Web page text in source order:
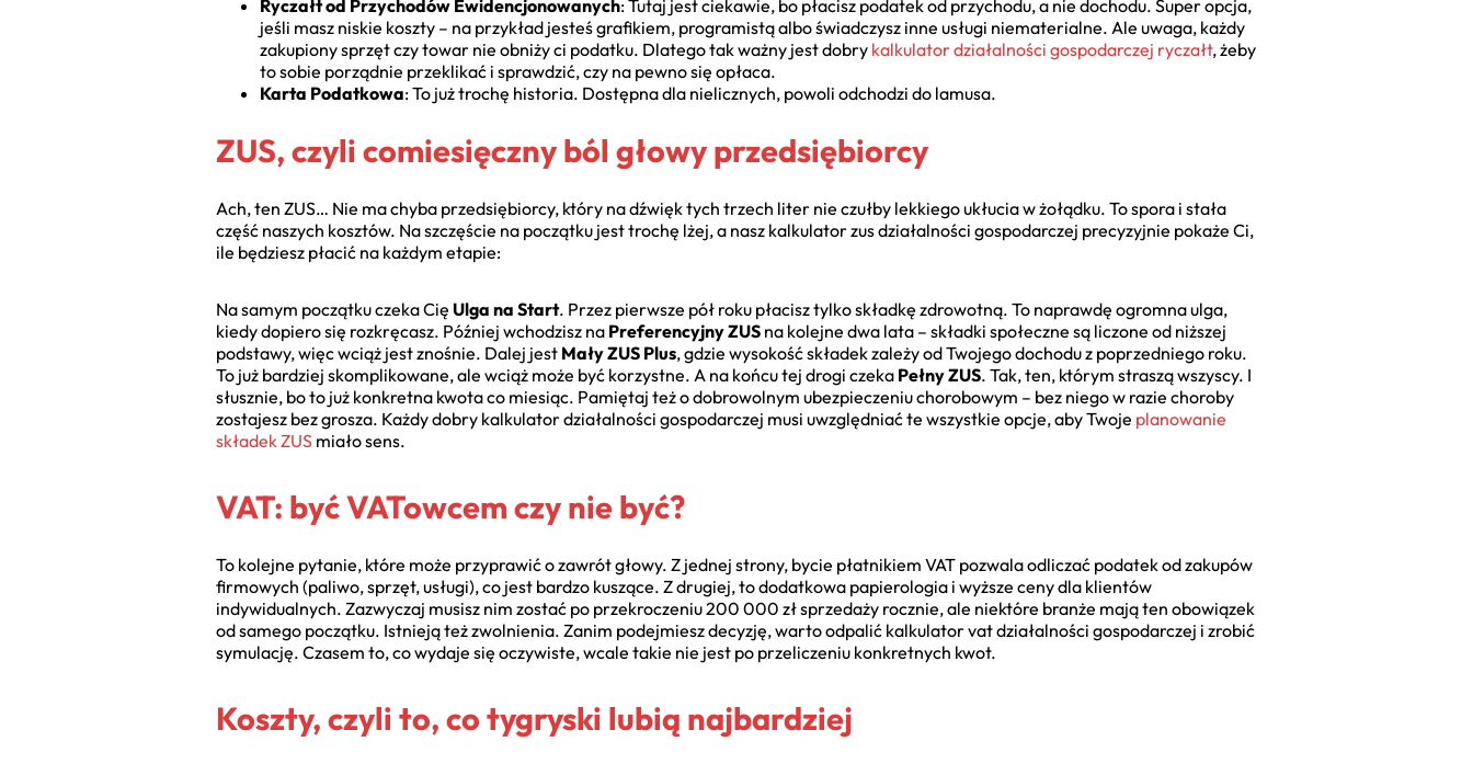
Ryczałt od Przychodów Ewidencjonowanych: Tutaj jest ciekawie, bo płacisz podatek od przychodu, a nie dochodu. Super opcja,
jeśli masz niskie koszty – na przykład jesteś grafikiem, programistą albo świadczysz inne usługi niematerialne. Ale uwaga, każdy
zakupiony sprzęt czy towar nie obniży ci podatku. Dlatego tak ważny jest dobry kalkulator działalności gospodarczej ryczałt, żeby
to sobie porządnie przeklikać i sprawdzić, czy na pewno się opłaca.
Karta Podatkowa: To już trochę historia. Dostępna dla nielicznych, powoli odchodzi do lamusa.
ZUS, czyli comiesięczny ból głowy przedsiębiorcy
Ach, ten ZUS… Nie ma chyba przedsiębiorcy, który na dźwięk tych trzech liter nie czułby lekkiego ukłucia w żołądku. To spora i stała
część naszych kosztów. Na szczęście na początku jest trochę lżej, a nasz kalkulator zus działalności gospodarczej precyzyjnie pokaże Ci,
ile będziesz płacić na każdym etapie:
Na samym początku czeka Cię Ulga na Start. Przez pierwsze pół roku płacisz tylko składkę zdrowotną. To naprawdę ogromna ulga,
kiedy dopiero się rozkręcasz. Później wchodzisz na Preferencyjny ZUS na kolejne dwa lata – składki społeczne są liczone od niższej
podstawy, więc wciąż jest znośnie. Dalej jest Mały ZUS Plus, gdzie wysokość składek zależy od Twojego dochodu z poprzedniego roku.
To już bardziej skomplikowane, ale wciąż może być korzystne. A na końcu tej drogi czeka Pełny ZUS. Tak, ten, którym straszą wszyscy. I
słusznie, bo to już konkretna kwota co miesiąc. Pamiętaj też o dobrowolnym ubezpieczeniu chorobowym – bez niego w razie choroby
zostajesz bez grosza. Każdy dobry kalkulator działalności gospodarczej musi uwzględniać te wszystkie opcje, aby Twoje planowanie
składek ZUS miało sens.
VAT: być VATowcem czy nie być?
To kolejne pytanie, które może przyprawić o zawrót głowy. Z jednej strony, bycie płatnikiem VAT pozwala odliczać podatek od zakupów
firmowych (paliwo, sprzęt, usługi), co jest bardzo kuszące. Z drugiej, to dodatkowa papierologia i wyższe ceny dla klientów
indywidualnych. Zazwyczaj musisz nim zostać po przekroczeniu 200 000 zł sprzedaży rocznie, ale niektóre branże mają ten obowiązek
od samego początku. Istnieją też zwolnienia. Zanim podejmiesz decyzję, warto odpalić kalkulator vat działalności gospodarczej i zrobić
symulację. Czasem to, co wydaje się oczywiste, wcale takie nie jest po przeliczeniu konkretnych kwot.
Koszty, czyli to, co tygryski lubią najbardziej